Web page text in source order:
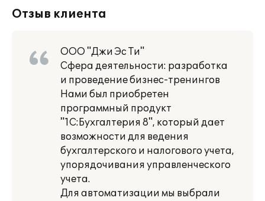
Отзыв клиента
ООО "Джи Эс Ти"
Сфера деятельности: разработка
и проведение бизнес-тренингов
Нами был приобретен
программный продукт
"1С:Бухгалтерия 8", который дает
возможности для ведения
бухгалтерского и налогового учета,
упорядочивания управленческого
учета.
Для автоматизации мы выбрали